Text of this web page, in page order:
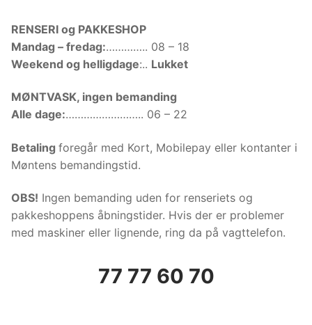
RENSERI og PAKKESHOP
Mandag – fredag:………….. 08 – 18
Weekend og helligdage:.. Lukket
MØNTVASK, ingen bemanding
Alle dage:…………………….. 06 – 22
Betaling foregår med Kort, Mobilepay eller kontanter i
Møntens bemandingstid.
OBS! Ingen bemanding uden for renseriets og
pakkeshoppens åbningstider. Hvis der er problemer
med maskiner eller lignende, ring da på vagttelefon.
77 77 60 70